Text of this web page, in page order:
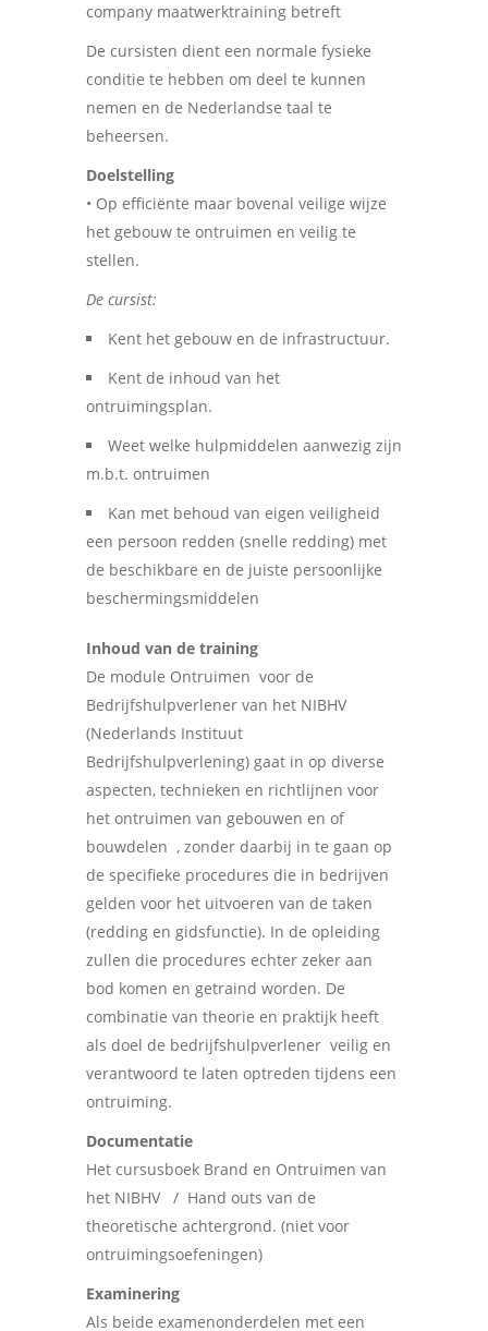
company maatwerktraining betreft
De cursisten dient een normale fysieke
conditie te hebben om deel te kunnen
nemen en de Nederlandse taal te
beheersen.
Doelstelling
• Op efficiënte maar bovenal veilige wijze
het gebouw te ontruimen en veilig te
stellen.
De cursist:
Kent het gebouw en de infrastructuur.
Kent de inhoud van het
ontruimingsplan.
Weet welke hulpmiddelen aanwezig zijn
m.b.t. ontruimen
Kan met behoud van eigen veiligheid
een persoon redden (snelle redding) met
de beschikbare en de juiste persoonlijke
beschermingsmiddelen
Inhoud van de training
De module Ontruimen voor de
Bedrijfshulpverlener van het NIBHV
(Nederlands Instituut
Bedrijfshulpverlening) gaat in op diverse
aspecten, technieken en richtlijnen voor
het ontruimen van gebouwen en of
bouwdelen , zonder daarbij in te gaan op
de specifieke procedures die in bedrijven
gelden voor het uitvoeren van de taken
(redding en gidsfunctie). In de opleiding
zullen die procedures echter zeker aan
bod komen en getraind worden. De
combinatie van theorie en praktijk heeft
als doel de bedrijfshulpverlener veilig en
verantwoord te laten optreden tijdens een
ontruiming.
Documentatie
Het cursusboek Brand en Ontruimen van
het NIBHV / Hand outs van de
theoretische achtergrond. (niet voor
ontruimingsoefeningen)
Examinering
Als beide examenonderdelen met een